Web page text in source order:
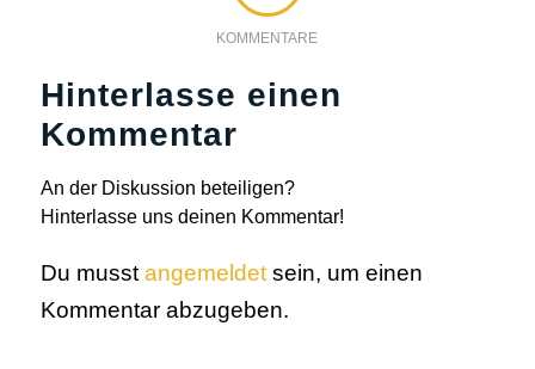
KOMMENTARE
Hinterlasse einen
Kommentar
An der Diskussion beteiligen?
Hinterlasse uns deinen Kommentar!
Du musst angemeldetsein, um einen
Kommentar abzugeben.